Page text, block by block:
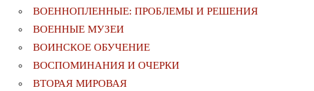
ВОЕННОПЛЕННЫЕ: ПРОБЛЕМЫ И РЕШЕНИЯ
ВОЕННЫЕ МУЗЕИ
ВОИНСКОЕ ОБУЧЕНИЕ
ВОСПОМИНАНИЯ И ОЧЕРКИ
ВТОРАЯ МИРОВАЯ